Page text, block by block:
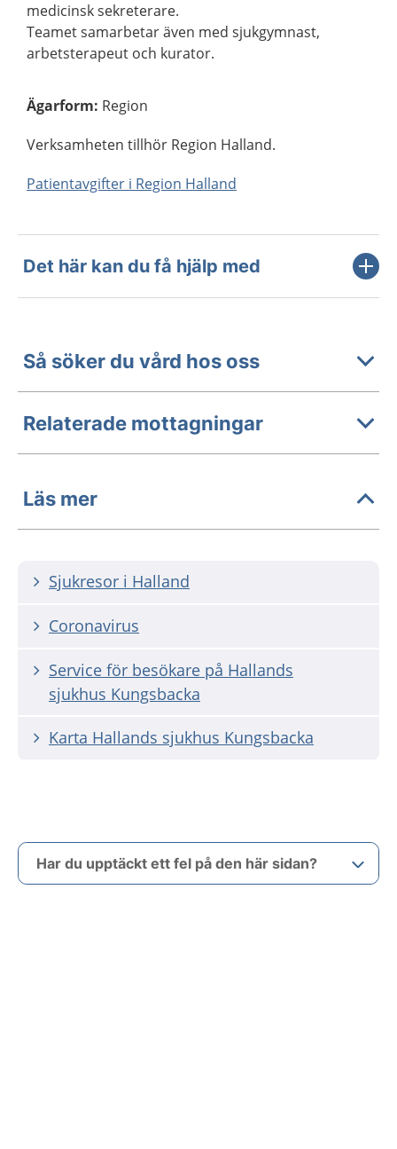
medicinsk sekreterare.
Teamet samarbetar även med sjukgymnast,
arbetsterapeut och kurator.
Ägarform: Region
Verksamheten tillhör Region Halland.
Patientavgifter i Region Halland
Det här kan du få hjälp med
Så söker du vård hos oss
Relaterade mottagningar
Läs mer
Sjukresor i Halland
Coronavirus
Service för besökare på Hallands
sjukhus Kungsbacka
Karta Hallands sjukhus Kungsbacka
Har du upptäckt ett fel på den här sidan?